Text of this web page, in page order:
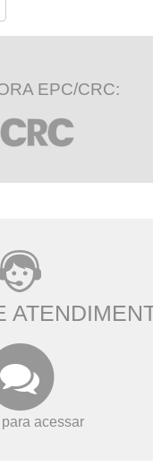
EPC/CRC:
acessar